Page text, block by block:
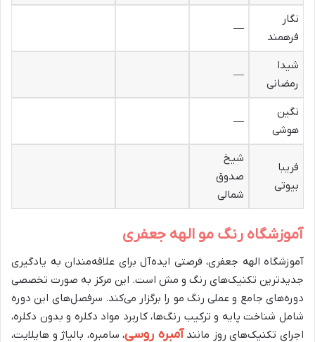
نگار
فرهمند
—
شیدا
رمضانی
—
نگین
هوشی
—
فریبا
بیوتی
شیخ
صدوق
شمالی
آموزشگاه رنگ مو الهه جعفری
آموزشگاه الهه جعفری، فرصتی ایده‌آل برای علاقه‌مندان به یادگیری
جدیدترین تکنیک‌های رنگ و مش است. این مرکز به صورت تخصصی
دوره‌های جامع و عملی رنگ مو را برگزار می‌کند. سرفصل‌های این دوره
شامل شناخت پایه و ترکیب رنگ‌ها، کاربرد مواد دکلره و بدون دکلره،
اجرای تکنیک‌های روز مانند آمبره روسی، سامبره، بالیاژ و هایلایت،